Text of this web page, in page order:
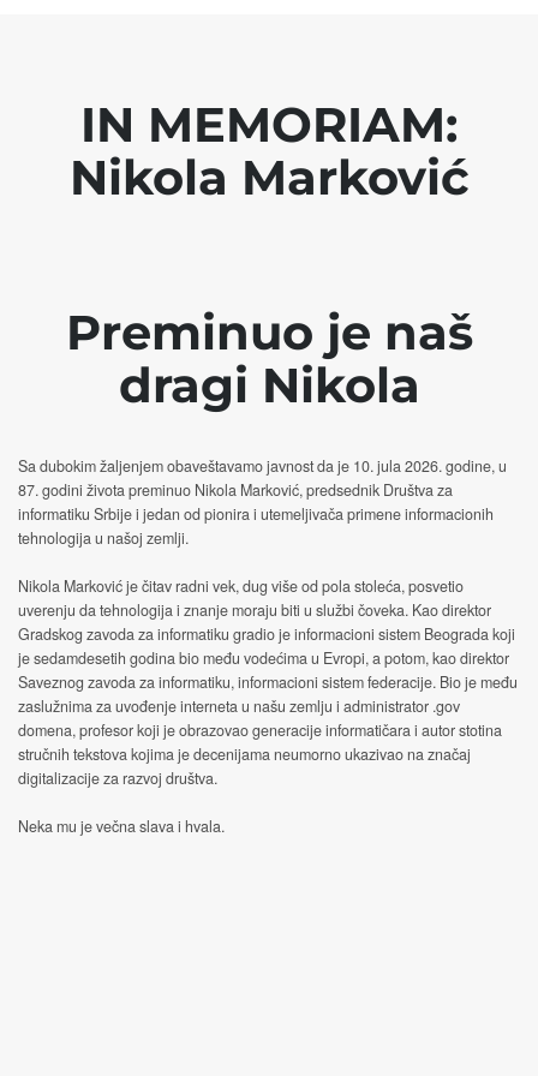
IN MEMORIAM:
Nikola Marković
Preminuo je naš
dragi Nikola
Sa dubokim žaljenjem obaveštavamo javnost da je 10. jula 2026. godine, u
87. godini života preminuo Nikola Marković, predsednik Društva za
informatiku Srbije i jedan od pionira i utemeljivača primene informacionih
tehnologija u našoj zemlji.
Nikola Marković je čitav radni vek, dug više od pola stoleća, posvetio
uverenju da tehnologija i znanje moraju biti u službi čoveka. Kao direktor
Gradskog zavoda za informatiku gradio je informacioni sistem Beograda koji
je sedamdesetih godina bio među vodećima u Evropi, a potom, kao direktor
Saveznog zavoda za informatiku, informacioni sistem federacije. Bio je među
zaslužnima za uvođenje interneta u našu zemlju i administrator .gov
domena, profesor koji je obrazovao generacije informatičara i autor stotina
stručnih tekstova kojima je decenijama neumorno ukazivao na značaj
digitalizacije za razvoj društva.
Neka mu je večna slava i hvala.